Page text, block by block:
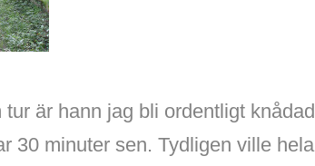
är hann jag bli ordentligt knådad
30 minuter sen. Tydligen ville hela